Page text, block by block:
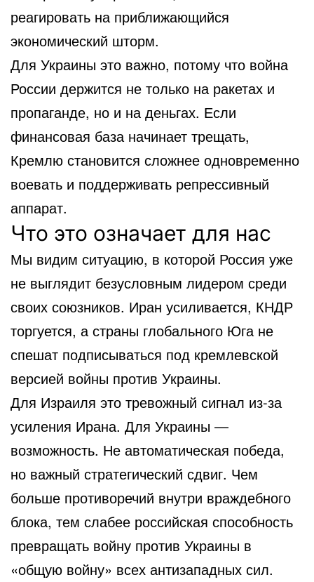
реагировать на приближающийся
экономический шторм.
Для Украины это важно, потому что война
России держится не только на ракетах и
пропаганде, но и на деньгах. Если
финансовая база начинает трещать,
Кремлю становится сложнее одновременно
воевать и поддерживать репрессивный
аппарат.
Что это означает для нас
Мы видим ситуацию, в которой Россия уже
не выглядит безусловным лидером среди
своих союзников. Иран усиливается, КНДР
торгуется, а страны глобального Юга не
спешат подписываться под кремлевской
версией войны против Украины.
Для Израиля это тревожный сигнал из-за
усиления Ирана. Для Украины —
возможность. Не автоматическая победа,
но важный стратегический сдвиг. Чем
больше противоречий внутри враждебного
блока, тем слабее российская способность
превращать войну против Украины в
«общую войну» всех антизападных сил.